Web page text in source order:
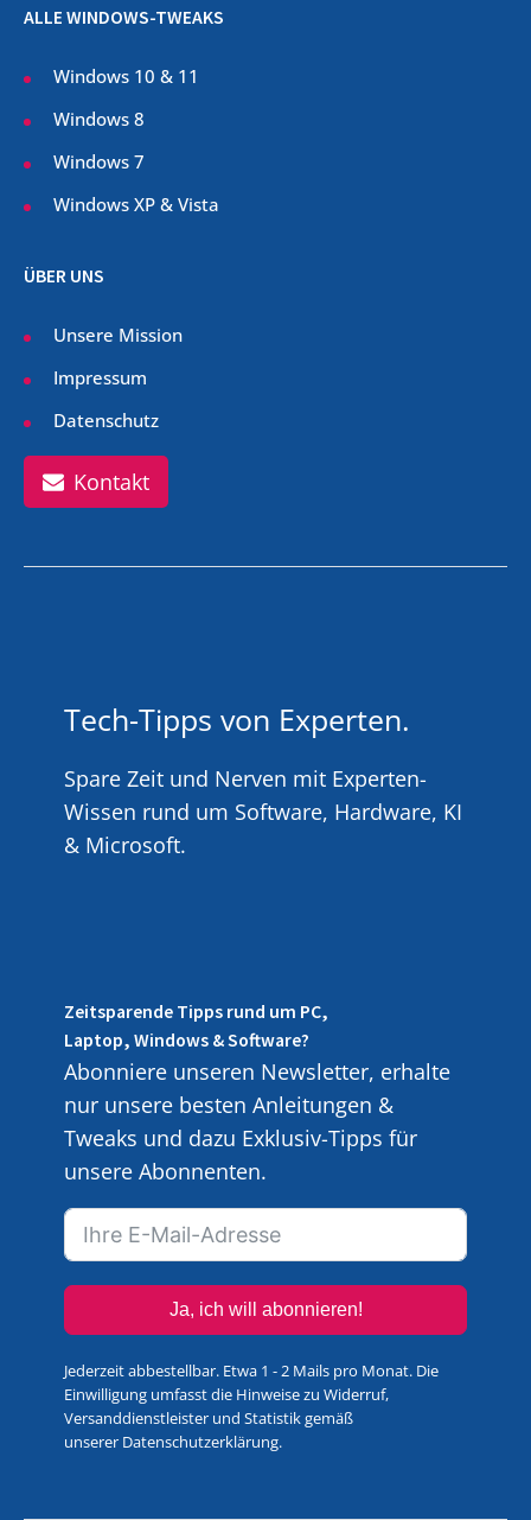
ALLE WINDOWS-TWEAKS
Windows 10 & 11
Windows 8
Windows 7
Windows XP & Vista
ÜBER UNS
Unsere Mission
Impressum
Datenschutz
Kontakt
Tech-Tipps von Experten.
Spare Zeit und Nerven mit Experten-
Wissen rund um Software, Hardware, KI
& Microsoft.
Zeitsparende Tipps rund um PC,
Laptop, Windows & Software?
Abonniere unseren Newsletter, erhalte
nur unsere besten Anleitungen &
Tweaks und dazu Exklusiv-Tipps für
unsere Abonnenten.
Ja, ich will abonnieren!
Jederzeit abbestellbar. Etwa 1 - 2 Mails pro Monat. Die
Einwilligung umfasst die Hinweise zu Widerruf,
Versanddienstleister und Statistik gemäß
unserer Datenschutzerklärung.